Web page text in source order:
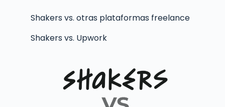
Shakers vs. otras plataformas freelance
Shakers vs. Upwork